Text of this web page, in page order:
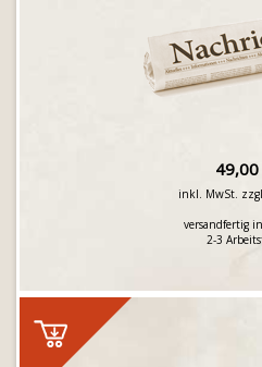
49,00
inkl. MwSt.
versandfertig
2-3